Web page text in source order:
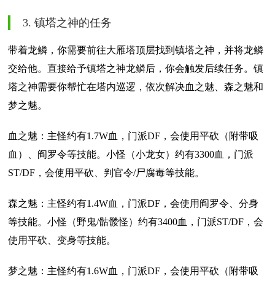
3. 镇塔之神的任务
带着龙鳞，你需要前往大雁塔顶层找到镇塔之神，并将龙鳞
交给他。直接给予镇塔之神龙鳞后，你会触发后续任务。镇
塔之神需要你帮忙在塔内巡逻，依次解决血之魅、森之魅和
梦之魅。
血之魅：主怪约有1.7W血，门派DF，会使用平砍（附带吸
血）、阎罗令等技能。小怪（小龙女）约有3300血，门派
ST/DF，会使用平砍、判官令/尸腐毒等技能。
森之魅：主怪约有1.4W血，门派DF，会使用阎罗令、分身
等技能。小怪（野鬼/骷髅怪）约有3400血，门派ST/DF，会
使用平砍、变身等技能。
梦之魅：主怪约有1.6W血，门派DF，会使用平砍（附带吸